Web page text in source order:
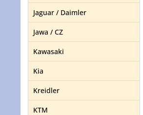
Jaguar / Daimler
Jawa / CZ
Kawasaki
Kia
Kreidler
KTM